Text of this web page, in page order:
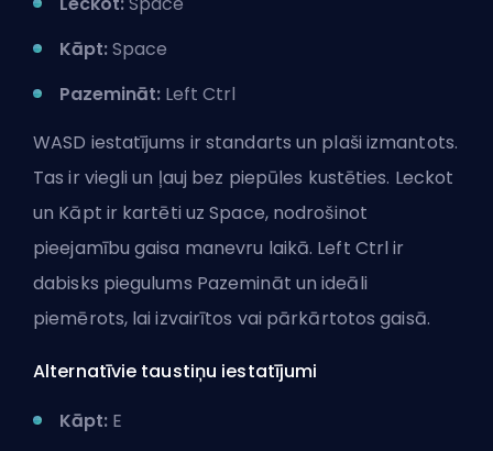
Kāpt:Space
Pazemināt: Left Ctrl
WASD iestatījums ir standarts un plaši izmantots.
Tas ir viegli un ļauj bez piepūles kustēties. Leckot
un Kāpt ir kartēti uz Space, nodrošinot
pieejamību gaisa manevru laikā. Left Ctrl ir
dabisks piegulums Pazemināt un ideāli
piemērots, lai izvairītos vai pārkārtotos gaisā.
Alternatīvie taustiņu iestatījumi
Kāpt: E